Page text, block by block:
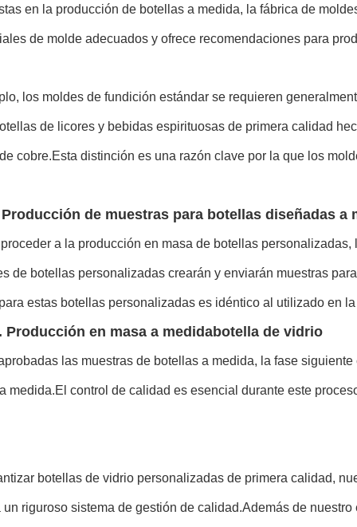
en la producción de botellas a medida, la fábrica de
de molde adecuados y ofrece recomendaciones para
los moldes de fundición estándar se requieren
de licores y bebidas espirituosas de primera calidad
cobre.Esta distinción es una razón clave por la que los
de muestras para botellas diseñadas a
a la producción en masa de botellas
de botellas personalizadas crearán y enviarán muestras
estas botellas personalizadas es idéntico al utilizado en
Producción en masa a medidabotella de vidrio
las muestras de botellas a medida, la fase
medida.El control de calidad es esencial durante este
botellas de vidrio personalizadas de primera calidad,
un riguroso sistema de gestión de calidad.Además de